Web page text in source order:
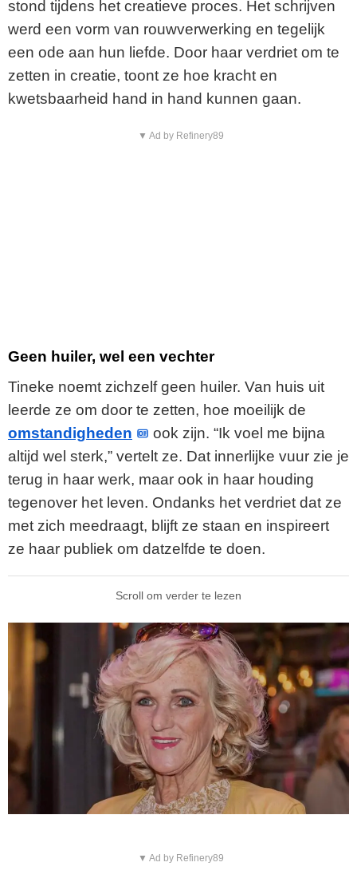
stond tijdens het creatieve proces. Het schrijven
werd een vorm van rouwverwerking en tegelijk
een ode aan hun liefde. Door haar verdriet om te
zetten in creatie, toont ze hoe kracht en
kwetsbaarheid hand in hand kunnen gaan.
▼ Ad by Refinery89
Geen huiler, wel een vechter
Tineke noemt zichzelf geen huiler. Van huis uit
leerde ze om door te zetten, hoe moeilijk de
omstandigheden
ook zijn. “Ik voel me bijna
altijd wel sterk,” vertelt ze. Dat innerlijke vuur zie je
terug in haar werk, maar ook in haar houding
tegenover het leven. Ondanks het verdriet dat ze
met zich meedraagt, blijft ze staan en inspireert
ze haar publiek om datzelfde te doen.
Scroll om verder te lezen
▼ Ad by Refinery89